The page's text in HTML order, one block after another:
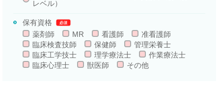
レベル）
保有資格 必須
薬剤師 MR 看護師
准看護師
臨床検査技師
保健師
管理栄養士
臨床工学技士
理学療法士
作業療法士
臨床心理士
獣医師 その他